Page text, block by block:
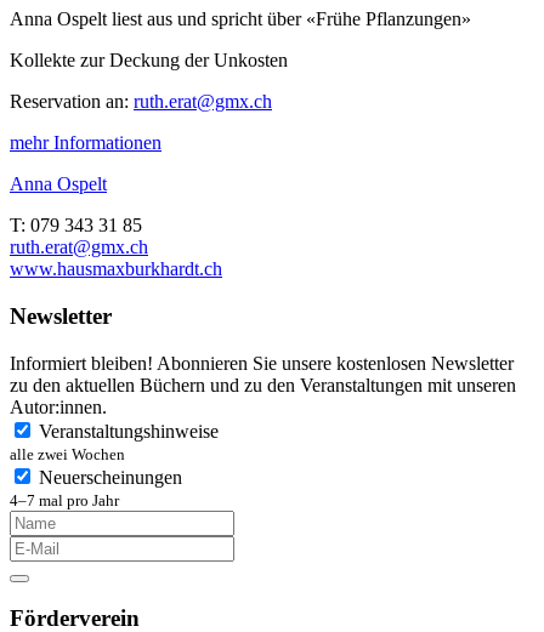
Anna Ospelt liest aus und spricht über «Frühe Pflanzungen»
Kollekte zur Deckung der Unkosten
Reservation an: ruth.erat@gmx.ch
mehr Informationen
Anna Ospelt
T: 079 343 31 85
ruth.erat@gmx.ch
www.hausmaxburkhardt.ch
Newsletter
Informiert bleiben! Abonnieren Sie unsere kostenlosen Newsletter
zu den aktuellen Büchern und zu den Veranstaltungen mit unseren
Autor:innen.
Veranstaltungshinweise
alle zwei Wochen
Neuerscheinungen
4–7 mal pro Jahr
Förderverein